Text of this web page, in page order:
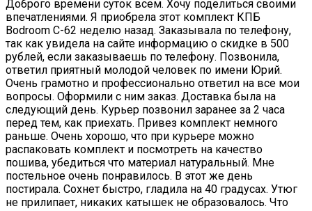
Доброго времени суток всем. Хочу поделиться своими
впечатлениями. Я приобрела этот комплект КПБ
Bodroom C-62 неделю назад. Заказывала по телефону,
так как увидела на сайте информацию о скидке в 500
рублей, если заказываешь по телефону. Позвонила,
ответил приятный молодой человек по имени Юрий.
Очень грамотно и профессионально ответил на все мои
вопросы. Оформили с ним заказ. Доставка была на
следующий день. Курьер позвонил заранее за 2 часа
перед тем, как приехать. Привез комплект немного
раньше. Очень хорошо, что при курьере можно
распаковать комплект и посмотреть на качество
пошива, убедиться что материал натуральный. Мне
постельное очень понравилось. В этот же день
постирала. Сохнет быстро, гладила на 40 градусах. Утюг
не прилипает, никаких катышек не образовалось. Что